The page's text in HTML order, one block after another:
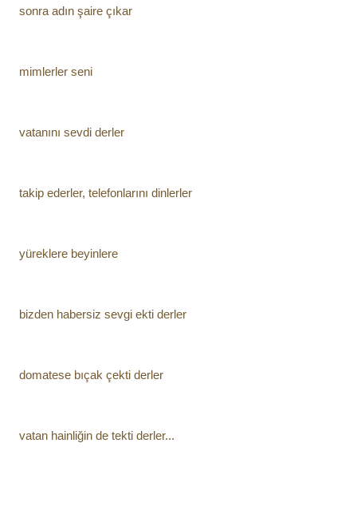
sonra adın şaire çıkar
mimlerler seni
vatanını sevdi derler
takip ederler, telefonlarını dinlerler
yüreklere beyinlere
bizden habersiz sevgi ekti derler
domatese bıçak çekti derler
vatan hainliğin de tekti derler...